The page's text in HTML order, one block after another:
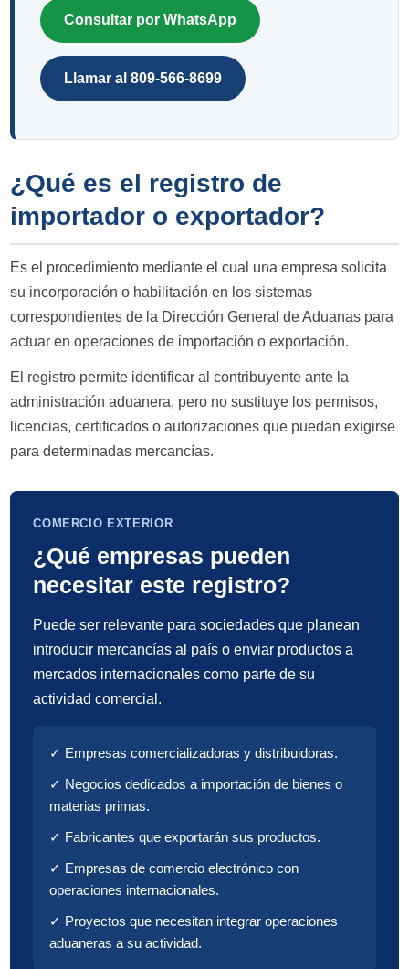
Consultar por WhatsApp
Llamar al 809-566-8699
¿Qué es el registro de
importador o exportador?
Es el procedimiento mediante el cual una empresa solicita
su incorporación o habilitación en los sistemas
correspondientes de la Dirección General de Aduanas para
actuar en operaciones de importación o exportación.
El registro permite identificar al contribuyente ante la
administración aduanera, pero no sustituye los permisos,
licencias, certificados o autorizaciones que puedan exigirse
para determinadas mercancías.
COMERCIO EXTERIOR
¿Qué empresas pueden
necesitar este registro?
Puede ser relevante para sociedades que planean
introducir mercancías al país o enviar productos a
mercados internacionales como parte de su
actividad comercial.
✓ Empresas comercializadoras y distribuidoras.
✓ Negocios dedicados a importación de bienes o
materias primas.
✓ Fabricantes que exportarán sus productos.
✓ Empresas de comercio electrónico con
operaciones internacionales.
✓ Proyectos que necesitan integrar operaciones
aduaneras a su actividad.